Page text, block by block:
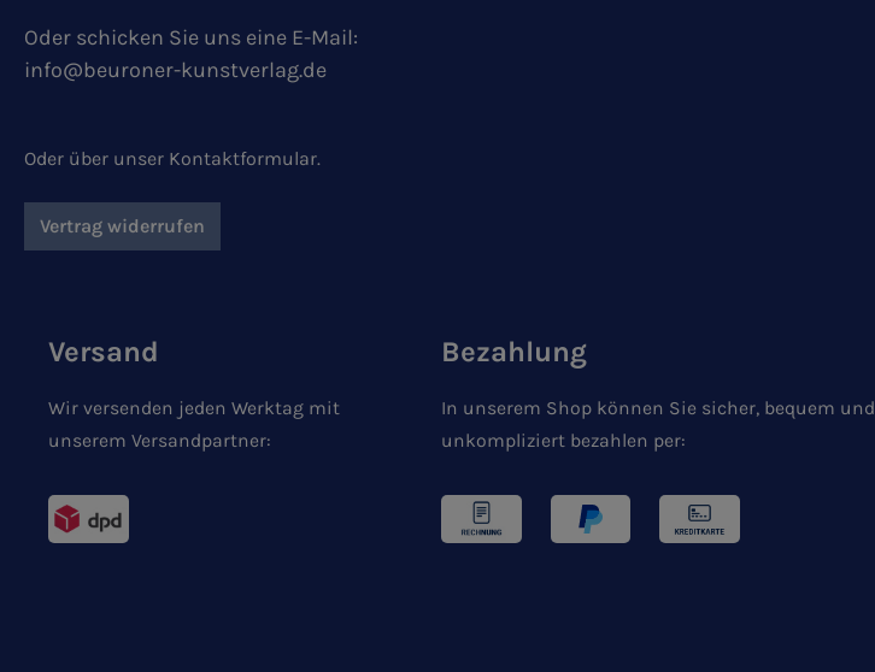
Oder schicken Sie uns eine E-Mail:
info@beuroner-kunstverlag.de
Oder über unser Kontaktformular.
Vertrag widerrufen
Versand
Wir versenden jeden Werktag mit
unserem Versandpartner:
Bezahlung
In unserem Shop können Sie sicher, bequem und
unkompliziert bezahlen per: